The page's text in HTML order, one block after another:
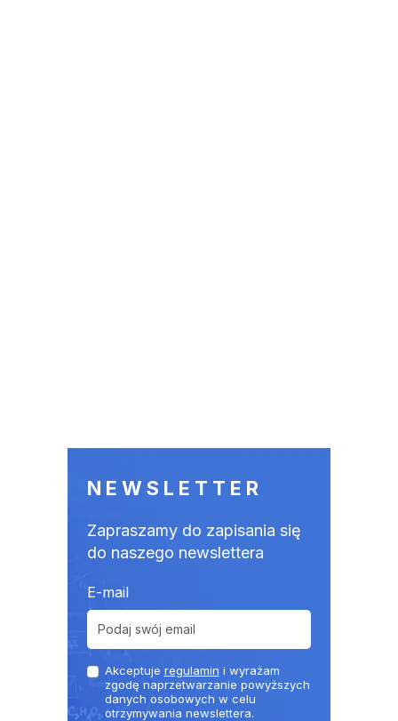
NEWSLETTER
Zapraszamy do zapisania się
do naszego newslettera
E-mail
Akceptuje regulamin i wyrażam
zgodę naprzetwarzanie powyższych
danych osobowych w celu
otrzymywania newslettera.